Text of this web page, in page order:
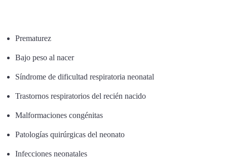
Prematurez
Bajo peso al nacer
Síndrome de dificultad respiratoria neonatal
Trastornos respiratorios del recién nacido
Malformaciones congénitas
Patologías quirúrgicas del neonato
Infecciones neonatales